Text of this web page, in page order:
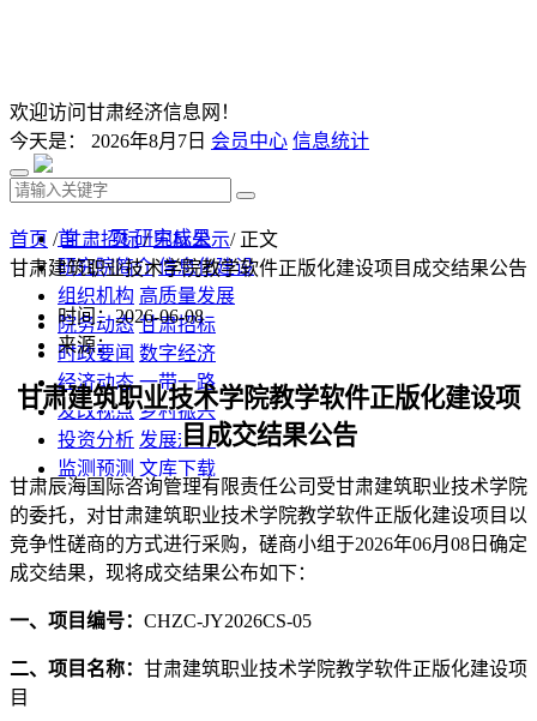
欢迎访问甘肃经济信息网！
今天是： 2026年8月7日 会员中心 信息统计
首 页 研究成果
研究院简介 信息化建设
组织机构 高质量发展
院务动态 甘肃招标
时政要闻 数字经济
经济动态 一带一路
发改视点 乡村振兴
投资分析 发展规划
监测预测 文库下载
首页 /甘肃招标/中标公示/ 正文
甘肃建筑职业技术学院教学软件正版化建设项目成交结果公告
时间：2026-06-08
来源：
甘肃建筑职业技术学院教学软件正版化建设项
目成交结果公告
甘肃辰海国际咨询管理有限责任公司受甘肃建筑职业技术学院
的委托，对甘肃建筑职业技术学院教学软件正版化建设项目 以
竞争性磋商的方式进行采购，磋商小组于2026年06月08日 确定
成交结果，现将成交结果公布如下：
一、项目编号： CHZC-JY2026CS-05
二、项目名称： 甘肃建筑职业技术学院教学软件正版化建设项
目